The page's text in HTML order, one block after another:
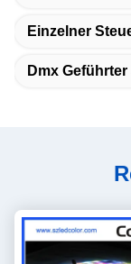
Einzelner
Dmx